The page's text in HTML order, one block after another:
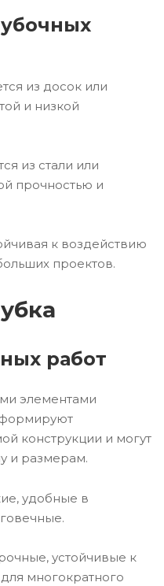
из досок или
и низкой
из стали или
прочностью и
к воздействию
проектов.
работ
элементами
конструкции и могут
и размерам.
удобные в
устойчивые к
многократного